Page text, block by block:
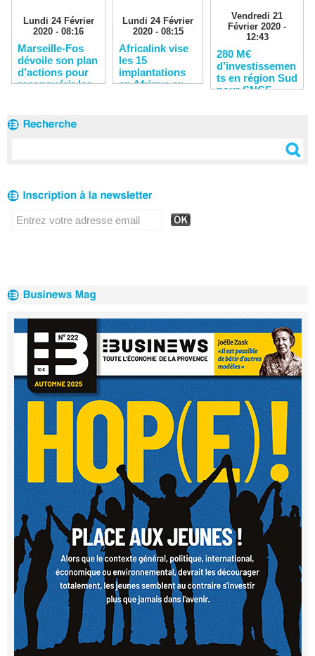
Lundi 24 Février
2020 - 08:16
Marseille-Fos
dévoile son plan
d’actions pour
reconquérir les
Lundi 24 Février
2020 - 08:15
Africalink vise
les 15
implantations
en Afrique en
Vendredi 21
Février 2020 -
12:43
280 M€
d’investissemen
ts en région Sud
pour SNCF